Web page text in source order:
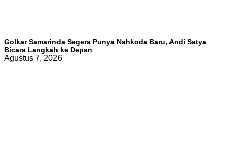
Golkar Samarinda Segera Punya Nahkoda Baru, Andi Satya
Bicara Langkah ke Depan
Agustus 7, 2026